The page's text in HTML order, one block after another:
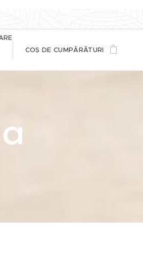
COȘ DE CUMPĂRĂTURI